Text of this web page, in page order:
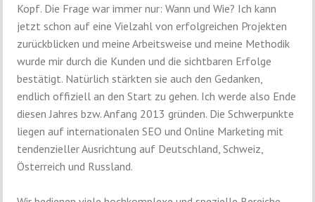
Kopf. Die Frage war immer nur: Wann und Wie? Ich kann
jetzt schon auf eine Vielzahl von erfolgreichen Projekten
zurückblicken und meine Arbeitsweise und meine Methodik
wurde mir durch die Kunden und die sichtbaren Erfolge
bestätigt. Natürlich stärkten sie auch den Gedanken,
endlich offiziell an den Start zu gehen. Ich werde also Ende
diesen Jahres bzw. Anfang 2013 gründen. Die Schwerpunkte
liegen auf internationalen SEO und Online Marketing mit
tendenzieller Ausrichtung auf Deutschland, Schweiz,
Österreich und Russland.